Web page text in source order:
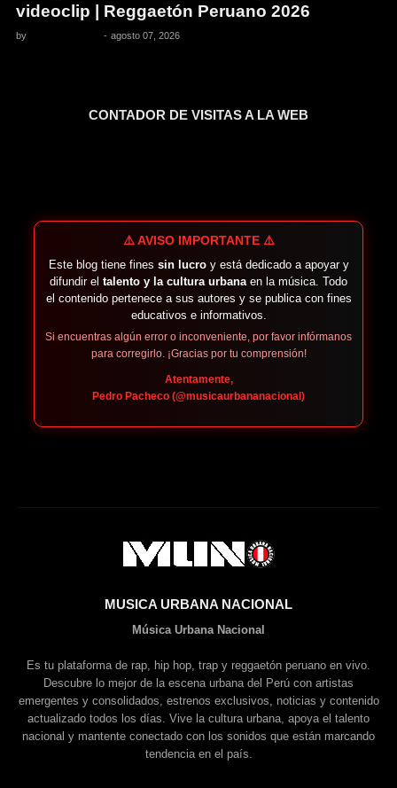
videoclip | Reggaetón Peruano 2026
by - agosto 07, 2026
CONTADOR DE VISITAS A LA WEB
⚠️ AVISO IMPORTANTE ⚠️
Este blog tiene fines sin lucroy está dedicado a apoyar y
difundir el talento y la cultura urbanaen la música. Todo
el contenido pertenece a sus autores y se publica con fines
educativos e informativos.
Si encuentras algún error o inconveniente, por favor infórmanos
para corregirlo. ¡Gracias por tu comprensión!
Atentamente,
Pedro Pacheco (@musicaurbananacional)
MUSICA URBANA NACIONAL
Música Urbana Nacional
Es tu plataforma de rap, hip hop, trap y reggaetón peruano en vivo.
Descubre lo mejor de la escena urbana del Perú con artistas
emergentes y consolidados, estrenos exclusivos, noticias y contenido
actualizado todos los días. Vive la cultura urbana, apoya el talento
nacional y mantente conectado con los sonidos que están marcando
tendencia en el país.